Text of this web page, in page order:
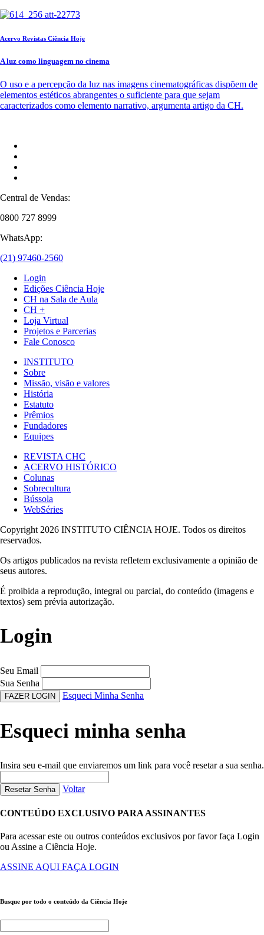
Acervo Revistas Ciência Hoje
A luz como linguagem no cinema
O uso e a percepção da luz nas imagens cinematográficas dispõem de
elementos estéticos abrangentes o suficiente para que sejam
caracterizados como elemento narrativo, argumenta artigo da CH.
Central de Vendas:
0800 727 8999
WhatsApp:
(21) 97460-2560
Login
Edições Ciência Hoje
CH na Sala de Aula
CH +
Loja Virtual
Projetos e Parcerias
Fale Conosco
INSTITUTO
Sobre
Missão, visão e valores
História
Estatuto
Prêmios
Fundadores
Equipes
REVISTA CHC
ACERVO HISTÓRICO
Colunas
Sobrecultura
Bússola
WebSéries
Copyright 2026 INSTITUTO CIÊNCIA HOJE. Todos os direitos
reservados.
Os artigos publicados na revista refletem exclusivamente a opinião de
seus autores.
É proibida a reprodução, integral ou parcial, do conteúdo (imagens e
textos) sem prévia autorização.
Login
Seu Email
Sua Senha
FAZER LOGIN Esqueci Minha Senha
Esqueci minha senha
Insira seu e-mail que enviaremos um link para você resetar a sua senha.
Resetar Senha Voltar
CONTEÚDO EXCLUSIVO PARA ASSINANTES
Para acessar este ou outros conteúdos exclusivos por favor faça Login
ou Assine a Ciência Hoje.
ASSINE AQUI FAÇA LOGIN
Busque por todo o conteúdo da Ciência Hoje